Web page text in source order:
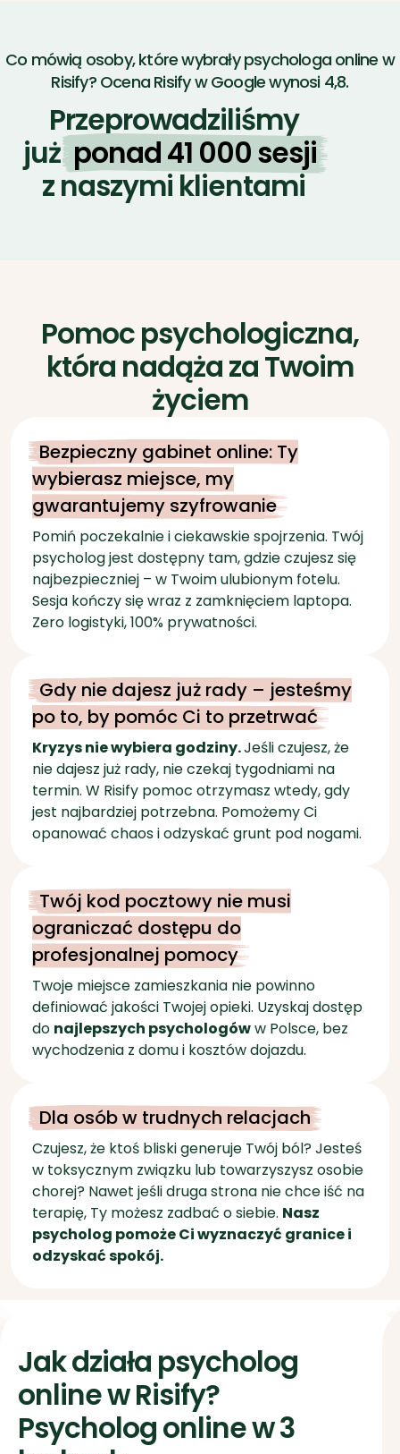
już
ponad 41 000 sesji
z naszymi klientami
Bezpieczny gabinet online: Ty
wybierasz miejsce, my
gwarantujemy szyfrowanie
psycholog jest dostępny tam, gdzie czujesz się
najbezpieczniej – w Twoim ulubionym fotelu.
Sesja kończy się wraz z zamknięciem laptopa.
Zero logistyki, 100% prywatności.
Gdy nie dajesz już rady – jesteśmy
po to, by pomóc Ci to przetrwać
termin. W Risify pomoc otrzymasz wtedy, gdy
jest najbardziej potrzebna. Pomożemy Ci
opanować chaos i odzyskać grunt pod nogami.
Twój kod pocztowy nie musi
ograniczać dostępu do
profesjonalnej pomocy
definiować jakości Twojej opieki. Uzyskaj dostęp
donajlepszych psychologów
wychodzenia z domu i kosztów dojazdu.
Dla osób w trudnych relacjach
Czujesz, że ktoś bliski generuje Twój ból? Jesteś
w toksycznym związku lub towarzyszysz osobie
terapię, Ty możesz zadbać o siebie.Nasz
psycholog pomoże Ci wyznaczyć granice i
odzyskać spokój.
Jak działa psycholog
krokach
DOBIERZ PSYCHOLOGA ONLINE
→